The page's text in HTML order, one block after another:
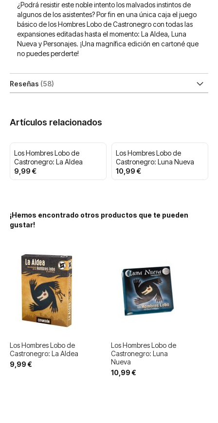
¿Podrá resistir este noble intento los malvados instintos de
algunos de los asistentes? Por fin en una única caja el juego
básico de los Hombres Lobo de Castronegro con todas las
expansiones editadas hasta el momento: La Aldea, Luna
Nueva y Personajes. ¡Una magnífica edición en cartoné que
no puedes perderte!
Reseñas 58
Artículos relacionados
Los Hombres Lobo de
Castronegro: La Aldea
9,99 €
Los Hombres Lobo de
Castronegro: Luna Nueva
10,99 €
¡Hemos encontrado otros productos que te pueden
gustar!
Los Hombres Lobo de
Castronegro: La Aldea
9,99 €
Los Hombres Lobo de
Castronegro: Luna
Nueva
10,99 €